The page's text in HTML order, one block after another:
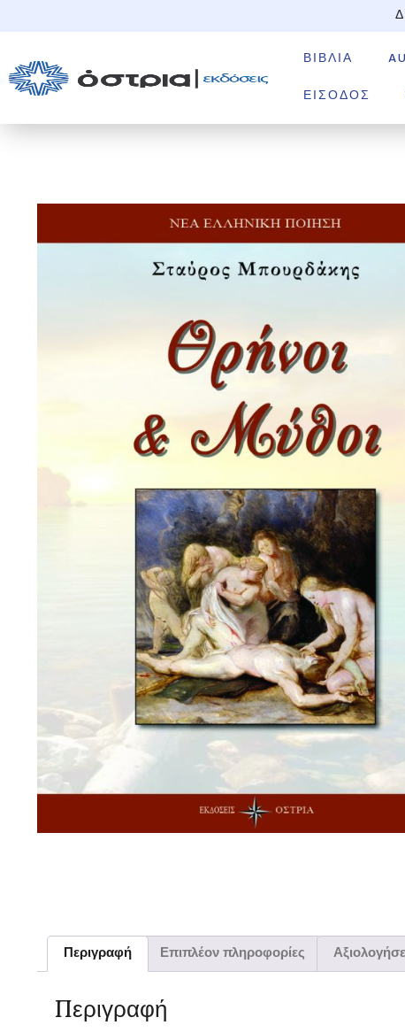
ΒΙΒΛΊΑ
ΕΊΣΟΔΟΣ
Περιγραφή Επιπλέον πληροφορίες
Περιγραφή